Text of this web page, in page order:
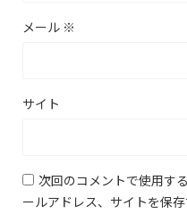
メール ※
サイト
次回のコメントで使用す
ールアドレス、サイトを保存